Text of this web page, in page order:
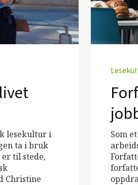
lesekultur i
ta i bruk
til stede,
Christine
Som